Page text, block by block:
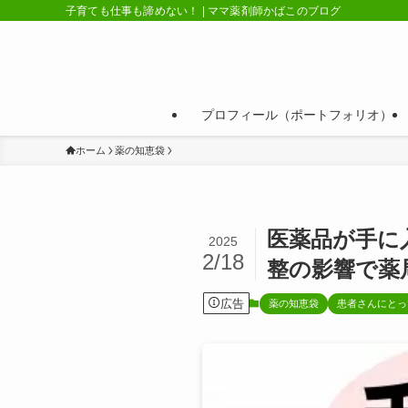
子育ても仕事も諦めない！ | ママ薬剤師かばこのブログ
プロフィール（ポートフォリオ）
ホーム 薬の知恵袋
医薬品が手
整の影響で薬
2025
2/18
広告 薬の知恵袋 患者さんにと